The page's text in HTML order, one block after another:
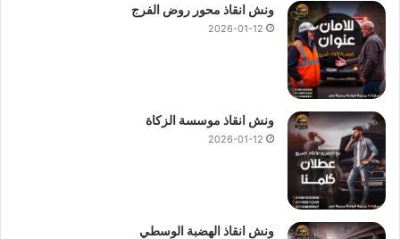
ونش انقاذ محور روض الفرج
2026-01-12
ونش انقاذ موسسة الزكاة
2026-01-12
ونش انقاذ الهضبة الوسطي